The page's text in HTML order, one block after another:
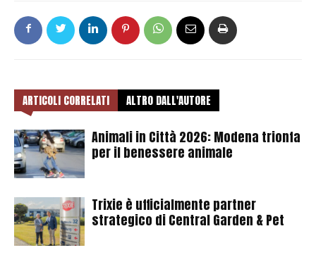
ARTICOLI CORRELATI ALTRO DALL'AUTORE
Animali in Città 2026: Modena trionfa
per il benessere animale
Trixie è ufficialmente partner
strategico di Central Garden & Pet